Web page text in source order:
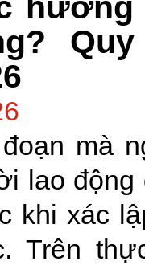
mà
lao
khi xác
Trên